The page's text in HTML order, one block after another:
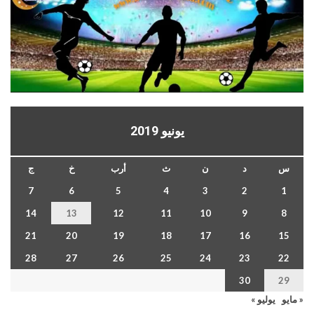
يونيو 2019
س د ن ث أرب خ
ج
1
2
3
4
5
6
7
8
9
10
11
12
13
14
15
16
17
18
19
20
21
22
23
24
25
26
27
28
29
30
« مايو
يوليو »